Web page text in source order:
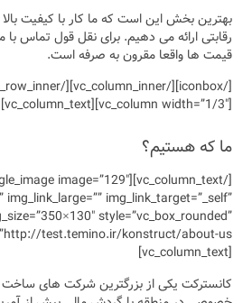
های بسیار بسیار
خواهید دید که
[/iconbox][/vc_column_inner][/vc_row_inner][/vc_column]
متعلق به بخش